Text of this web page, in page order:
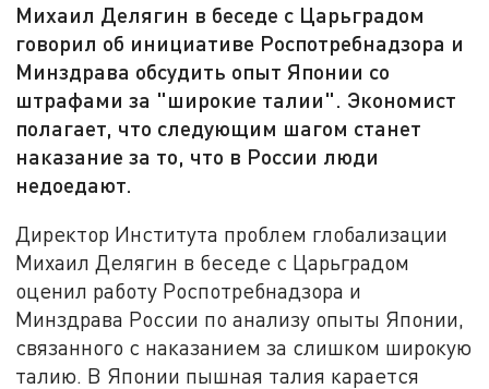
Михаил Делягин в беседе с Царьградом
говорил об инициативе Роспотребнадзора и
Минздрава обсудить опыт Японии со
штрафами за "широкие талии". Экономист
полагает, что следующим шагом станет
наказание за то, что в России люди
недоедают.
Директор Института проблем глобализации
Михаил Делягин в беседе с Царьградом
оценил работу Роспотребнадзора и
Минздрава России по анализу опыты Японии,
связанного с наказанием за слишком широкую
талию. В Японии пышная талия карается